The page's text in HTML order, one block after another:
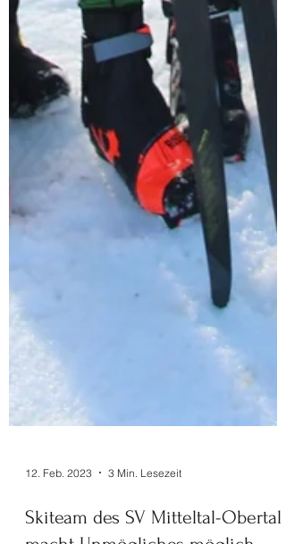
12. Feb. 2023 3 Min. Lesezeit